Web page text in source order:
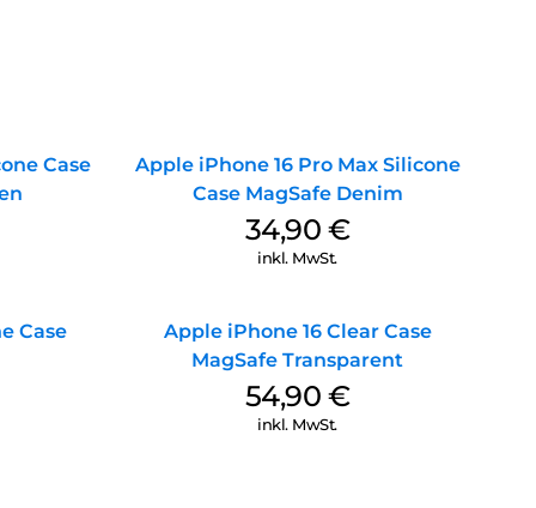
Case
Apple iPhone 16 Pro Max Silicone
Case MagSafe Denim
34,90 €
inkl. MwSt.
Case
Apple iPhone 16 Clear Case
MagSafe Transparent
54,90 €
inkl. MwSt.